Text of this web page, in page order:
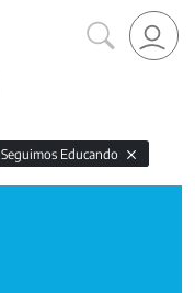
Seguimos Educando